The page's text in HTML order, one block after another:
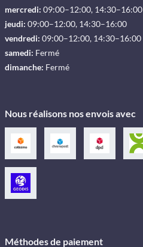
mercredi: 09:00–12:00, 14:30–16:00
jeudi: 09:00–12:00, 14:30–16:00
vendredi: 09:00–12:00, 14:30–16:00
samedi: Fermé
dimanche: Fermé
Nous réalisons nos envois avec
Méthodes de paiement